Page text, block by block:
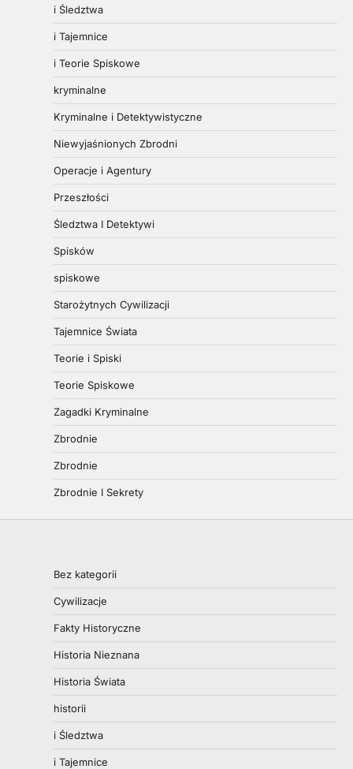
i Śledztwa
i Tajemnice
i Teorie Spiskowe
kryminalne
Kryminalne i Detektywistyczne
Niewyjaśnionych Zbrodni
Operacje i Agentury
Przeszłości
Śledztwa I Detektywi
Spisków
spiskowe
Starożytnych Cywilizacji
Tajemnice Świata
Teorie i Spiski
Teorie Spiskowe
Zagadki Kryminalne
Zbrodnie
Zbrodnie
Zbrodnie I Sekrety
Bez kategorii
Cywilizacje
Fakty Historyczne
Historia Nieznana
Historia Świata
historii
i Śledztwa
i Tajemnice